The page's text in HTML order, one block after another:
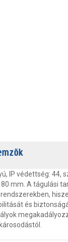
IP védettség: 44,
mm. A tágulási
és